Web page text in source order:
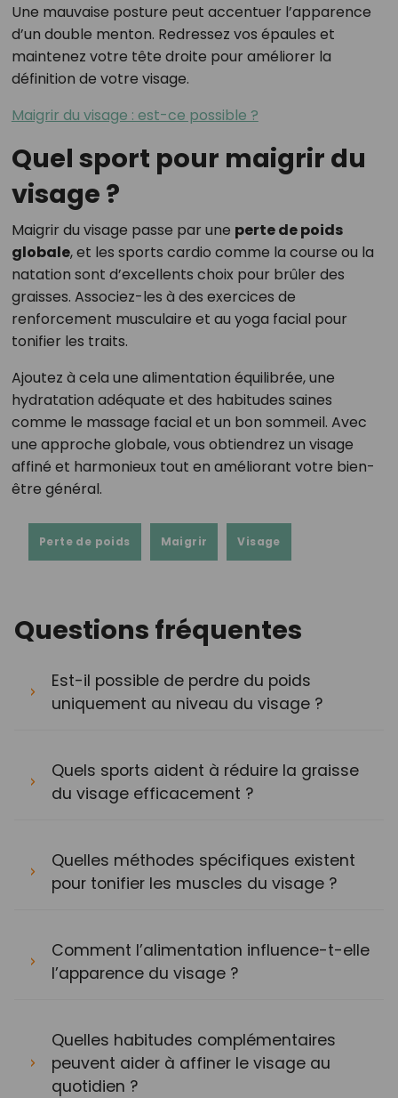
Une mauvaise posture peut accentuer l’apparence
d’un double menton. Redressez vos épaules et
maintenez votre tête droite pour améliorer la
définition de votre visage.
Maigrir du visage : est-ce possible ?
Quel sport pour maigrir du
visage ?
Maigrir du visage passe par une perte de poids
globale, et les sports cardio comme la course ou la
natation sont d’excellents choix pour brûler des
graisses. Associez-les à des exercices de
renforcement musculaire et au yoga facial pour
tonifier les traits.
Ajoutez à cela une alimentation équilibrée, une
hydratation adéquate et des habitudes saines
comme le massage facial et un bon sommeil. Avec
une approche globale, vous obtiendrez un visage
affiné et harmonieux tout en améliorant votre bien-
être général.
Perte de poids Maigrir Visage
Questions fréquentes
Est-il possible de perdre du poids
uniquement au niveau du visage ?
Quels sports aident à réduire la graisse
du visage efficacement ?
Quelles méthodes spécifiques existent
pour tonifier les muscles du visage ?
Comment l’alimentation influence-t-elle
l’apparence du visage ?
Quelles habitudes complémentaires
peuvent aider à affiner le visage au
quotidien ?